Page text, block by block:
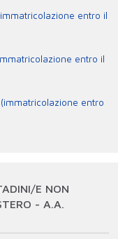
entro il
entro il
entro
E NON
- A.A.